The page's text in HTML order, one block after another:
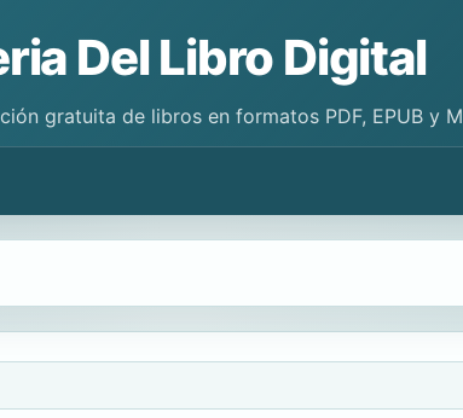
Del Libro Digital
gratuita de libros en formatos PDF, EPUB y